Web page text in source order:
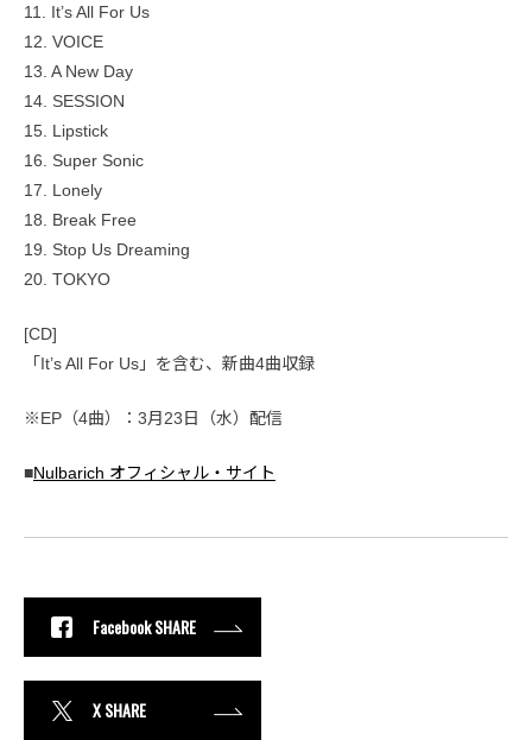
11. It’s All For Us
12. VOICE
13. A New Day
14. SESSION
15. Lipstick
16. Super Sonic
17. Lonely
18. Break Free
19. Stop Us Dreaming
20. TOKYO
[CD]
「It’s All For Us」を含む、新曲4曲収録
※EP（4曲）：3月23日（水）配信
■Nulbarich オフィシャル・サイト
Facebook SHARE
X SHARE